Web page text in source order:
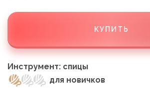
КУПИТЬ
Инструмент: спицы
для новичков